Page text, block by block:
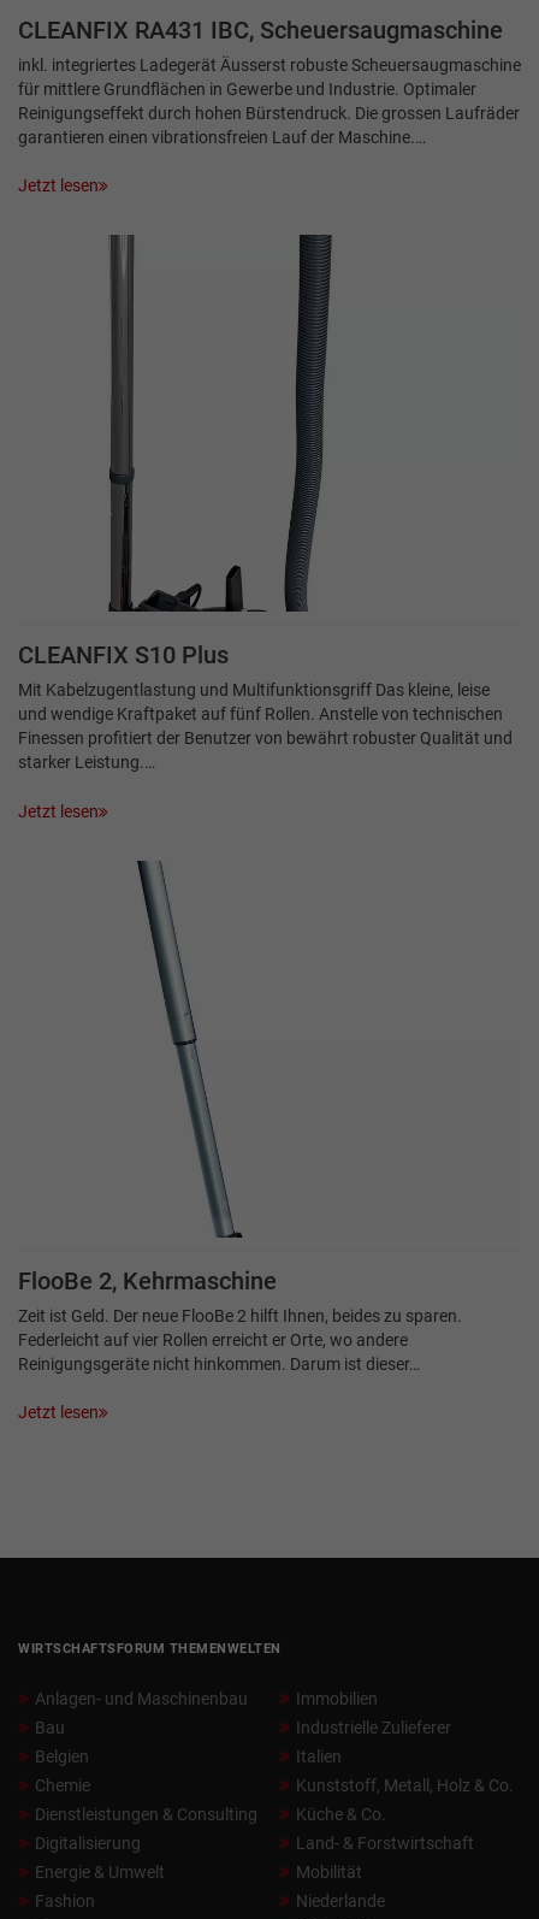
CLEANFIX RA431 IBC, Scheuersaugmaschine
inkl. integriertes Ladegerät Äusserst robuste Scheuersaugmaschine
für mittlere Grundflächen in Gewerbe und Industrie. Optimaler
Reinigungseffekt durch hohen Bürstendruck. Die grossen Laufräder
garantieren einen vibrationsfreien Lauf der Maschine.…
Jetzt lesen
CLEANFIX S10 Plus
Mit Kabelzugentlastung und Multifunktionsgriff Das kleine, leise
und wendige Kraftpaket auf fünf Rollen. Anstelle von technischen
Finessen profitiert der Benutzer von bewährt robuster Qualität und
starker Leistung.…
Jetzt lesen
FlooBe 2, Kehrmaschine
Zeit ist Geld. Der neue FlooBe 2 hilft Ihnen, beides zu sparen.
Federleicht auf vier Rollen erreicht er Orte, wo andere
Reinigungsgeräte nicht hinkommen. Darum ist dieser…
Jetzt lesen
WIRTSCHAFTSFORUM THEMENWELTEN
Anlagen- und Maschinenbau
Bau
Belgien
Chemie
Dienstleistungen & Consulting
Digitalisierung
Energie & Umwelt
Fashion
Immobilien
Industrielle Zulieferer
Italien
Kunststoff, Metall, Holz & Co.
Küche & Co.
Land- & Forstwirtschaft
Mobilität
Niederlande